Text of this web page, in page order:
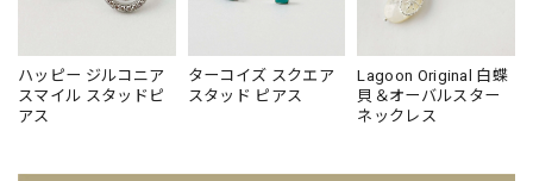
ハッピー ジルコニア
スマイル スタッドピ
アス
ターコイズ スクエア
スタッド ピアス
Lagoon Original 白蝶
貝＆オーバルスター
ネックレス